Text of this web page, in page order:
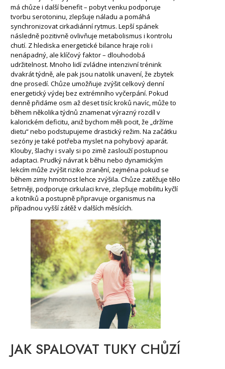
má chůze i další benefit – pobyt venku podporuje
tvorbu serotoninu, zlepšuje náladu a pomáhá
synchronizovat cirkadiánní rytmus. Lepší spánek
následně pozitivně ovlivňuje metabolismus i kontrolu
chutí. Z hlediska energetické bilance hraje roli i
nenápadný, ale klíčový faktor – dlouhodobá
udržitelnost. Mnoho lidí zvládne intenzivní trénink
dvakrát týdně, ale pak jsou natolik unavení, že zbytek
dne prosedí. Chůze umožňuje zvýšit celkový denní
energetický výdej bez extrémního vyčerpání. Pokud
denně přidáme osm až deset tisíc kroků navíc, může to
během několika týdnů znamenat výrazný rozdíl v
kalorickém deficitu, aniž bychom měli pocit, že „držíme
dietu“ nebo podstupujeme drastický režim. Na začátku
sezóny je také potřeba myslet na pohybový aparát.
Klouby, šlachy i svaly si po zimě zaslouží postupnou
adaptaci. Prudký návrat k běhu nebo dynamickým
lekcím může zvýšit riziko zranění, zejména pokud se
během zimy hmotnost lehce zvýšila. Chůze zatěžuje tělo
šetrněji, podporuje cirkulaci krve, zlepšuje mobilitu kyčlí
a kotníků a postupně připravuje organismus na
případnou vyšší zátěž v dalších měsících.
JAK SPALOVAT TUKY CHŮZÍ